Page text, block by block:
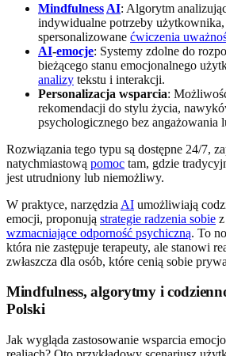
Mindfulness AI: Algorytm
indywidualne potrzeby
spersonalizowane ćwiczenia
AI-emocje: Systemy zdolne do
bieżącego stanu emocjonalnego
analizy tekstu i interakcji.
Personalizacja wsparcia:
rekomendacji do stylu życia,
psychologicznego bez angażowania
Rozwiązania tego typu są dostępne 24/7,
natychmiastową pomoc tam, gdzie
jest utrudniony lub niemożliwy.
W praktyce, narzędzia AI umożliwiają
emocji, proponują strategie radzenia sobie
wzmacniające odporność psychiczną. To
która nie zastępuje terapeuty, ale stanowi
zwłaszcza dla osób, które cenią sobie
Mindfulness, algorytmy i
Polski
Jak wygląda zastosowanie wsparcia